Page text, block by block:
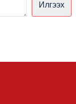
Илгээх